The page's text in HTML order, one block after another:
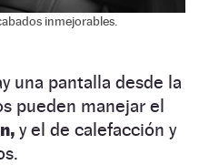
inmejorables.
una pantalla desde la
pueden manejar el
y el de calefacción y